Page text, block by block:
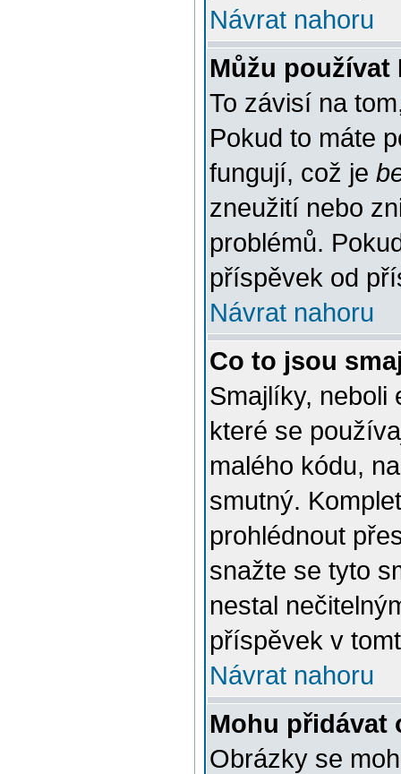
Návrat nahoru
Můžu používat
To závisí na
Pokud to máte
fungují, což je
zneužití nebo
problémů.
příspěvek od
Návrat nahoru
Co to jsou
Smajlíky, neboli
které se
malého kódu,
smutný.
prohlédnout
snažte se tyto
nestal
příspěvek v
Návrat nahoru
Mohu přidávat
Obrázky se